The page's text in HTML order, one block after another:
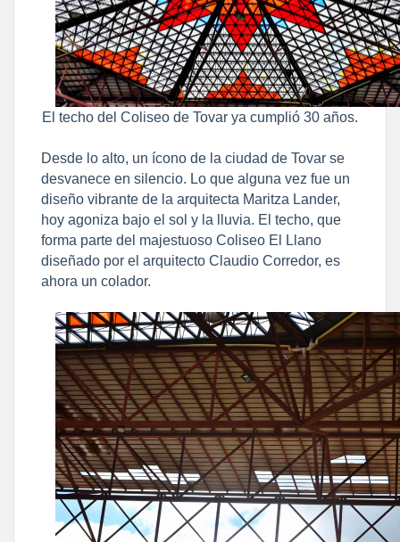
El techo del Coliseo de Tovar ya cumplió 30 años.
​Desde lo alto, un ícono de la ciudad de Tovar se
desvanece en silencio. Lo que alguna vez fue un
diseño vibrante de la arquitecta Maritza Lander,
hoy agoniza bajo el sol y la lluvia. El techo, que
forma parte del majestuoso Coliseo El Llano
diseñado por el arquitecto Claudio Corredor, es
ahora un colador.